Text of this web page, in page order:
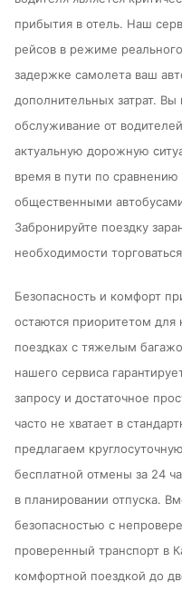
прибытия в отель. Наш
рейсов в режиме
задержке самолета ваш
дополнительных затрат.
обслуживание от
актуальную дорожную
время в пути по
общественными
Забронируйте поездку
необходимости
Безопасность и комфорт
остаются приоритетом для
поездках с тяжелым
нашего сервиса
запросу и достаточное
часто не хватает в
предлагаем
бесплатной отмены за 24
в планировании отпуска.
безопасностью с
проверенный транспорт в
комфортной поездкой до